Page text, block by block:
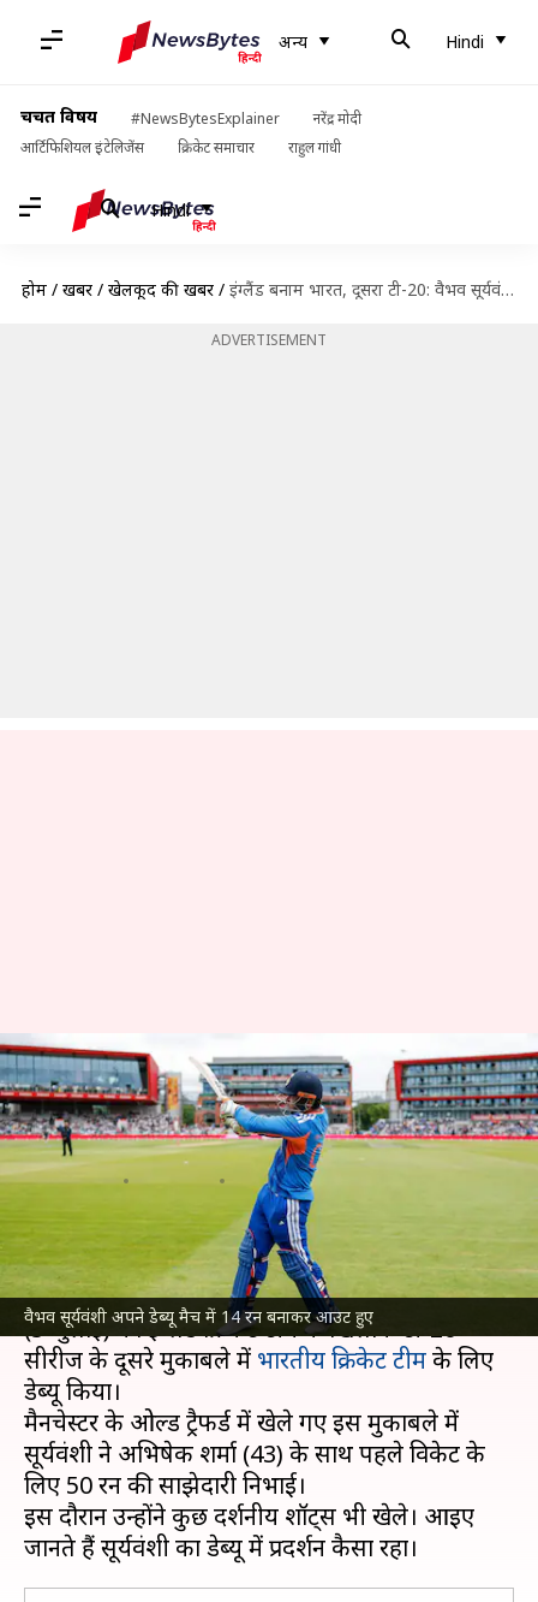
अन्य Hindi
चर्चित विषय #NewsBytesExplainer
नरेंद्र मोदी
आर्टिफिशियल इंटेलिजेंस
क्रिकेट समाचार राहुल गांधी
Hindi
होम / खबरें / खेलकूद की खबरें / इंग्लैंड बनाम भारत, दूसरा टी-20: वैभव सूर्यवंशी ने अपने डेब्यू मैच में कैसा किया प्रदर्शन?
ADVERTISEMENT
वैभव सूर्यवंशी अपने डेब्यू मैच में 14 रन बनाकर आउट हुए
इंग्लैंड बनाम भारत, दूसरा टी-20:
वैभव सूर्यवंशी ने अपने डेब्यू मैच में
कैसा किया प्रदर्शन?
लेखन भारत शर्मा Jul 04, 2026 08:22 pm
क्या है खबर?
15 वर्षीय युवा सलामी बल्लेबाजवैभव सूर्यवंशीने शनिवार
(5 जुलाई) को इंग्लैंड क्रिकेट टीम के खिलाफ टी-20
सीरीज के दूसरे मुकाबले में भारतीय क्रिकेट टीमके लिए
डेब्यू किया।
मैनचेस्टर के ओल्ड ट्रैफर्ड में खेले गए इस मुकाबले में
सूर्यवंशी ने अभिषेक शर्मा (43) के साथ पहले विकेट के
लिए 50 रन की साझेदारी निभाई।
इस दौरान उन्होंने कुछ दर्शनीय शॉट्स भी खेले। आइए